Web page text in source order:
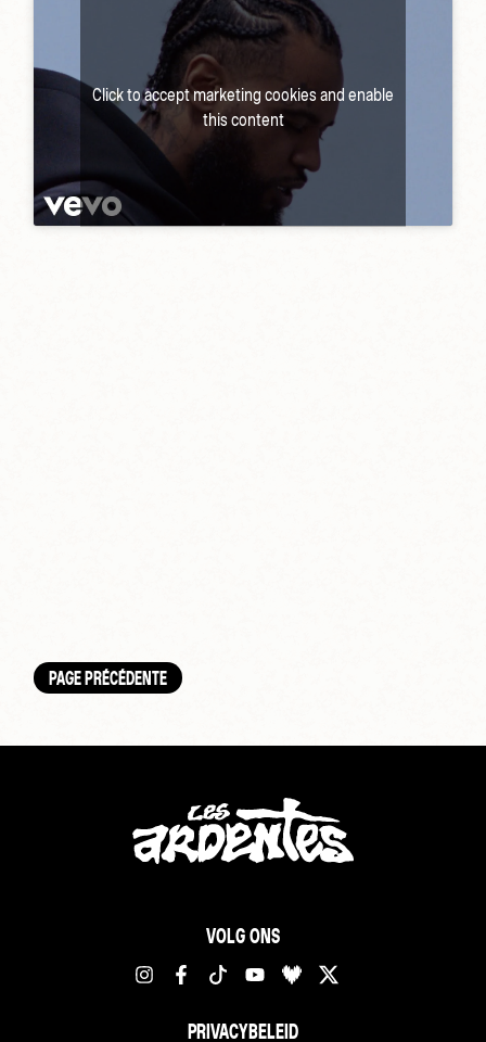
Click to accept marketing cookies and enable
this content
PAGE PRÉCÉDENTE
VOLG ONS
PRIVACYBELEID